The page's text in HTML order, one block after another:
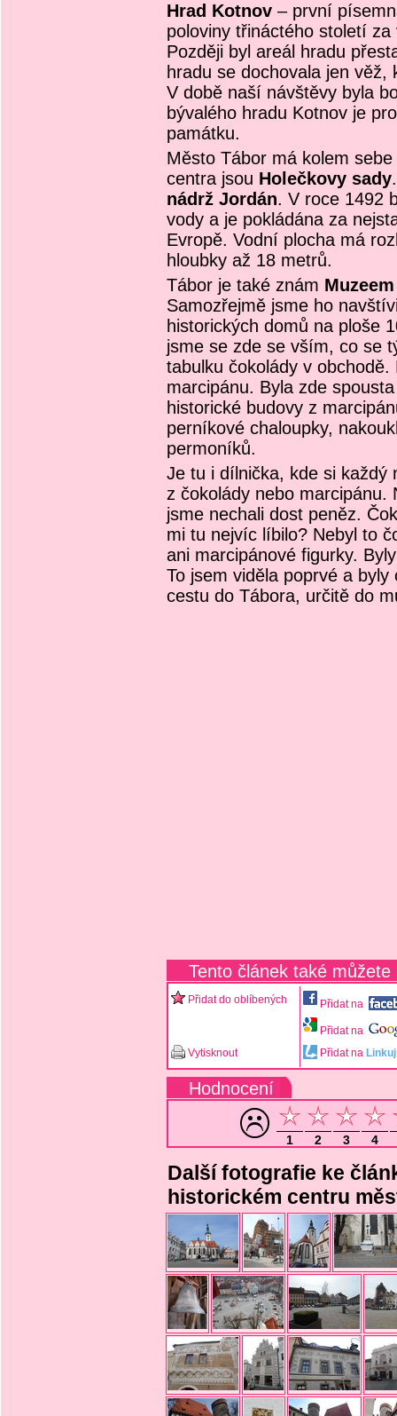
Hrad Kotnov – první
poloviny třináctého století
Později byl areál hradu
hradu se dochovala jen
V době naší návštěvy byla
bývalého hradu Kotnov je
památku.
Město Tábor má kolem
centra jsou Holečkovy sady
nádrž Jordán. V roce 1492
vody a je pokládána za
Evropě. Vodní plocha má
hloubky až 18 metrů.
Tábor je také znám
Samozřejmě jsme ho
historických domů na ploše
jsme se zde se vším, co se
tabulku čokolády v
marcipánu. Byla zde
historické budovy z
perníkové chaloupky,
permoníků.
Je tu i dílnička, kde si každý
z čokolády nebo
jsme nechali dost peněz.
mi tu nejvíc líbilo? Nebyl to
ani marcipánové figurky.
To jsem viděla poprvé a
cestu do Tábora, určitě do
Tento článek také můžete
Přidat do oblíbených Přidat na
Přidat na
Vytisknout
Přidat na Linkuj
Hodnocení
1 2 3 4
Další fotografie ke
historickém centru